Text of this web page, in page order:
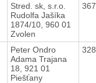
Stred. sk, s.r.o.
Rudolfa Jašíka
1874/10, 960 01
Zvolen
Peter Ondro
Adama Trajana
18, 921 01
Piešťany